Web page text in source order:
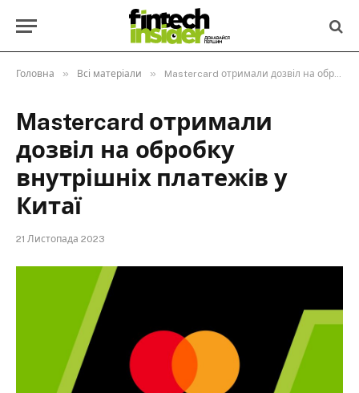
Головна » Всі матеріали » Mastercard отримали дозвіл на обробку внутрішніх платежів у Китаї
Mastercard отримали
дозвіл на обробку
внутрішніх платежів у
Китаї
21 Листопада 2023